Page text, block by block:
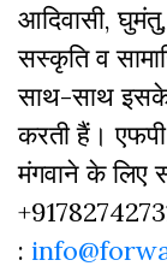
आदिवासी,
सस्‍क‍ृति व
साथ-साथ इसके
करती हैं।
मंगवाने के लिए
: